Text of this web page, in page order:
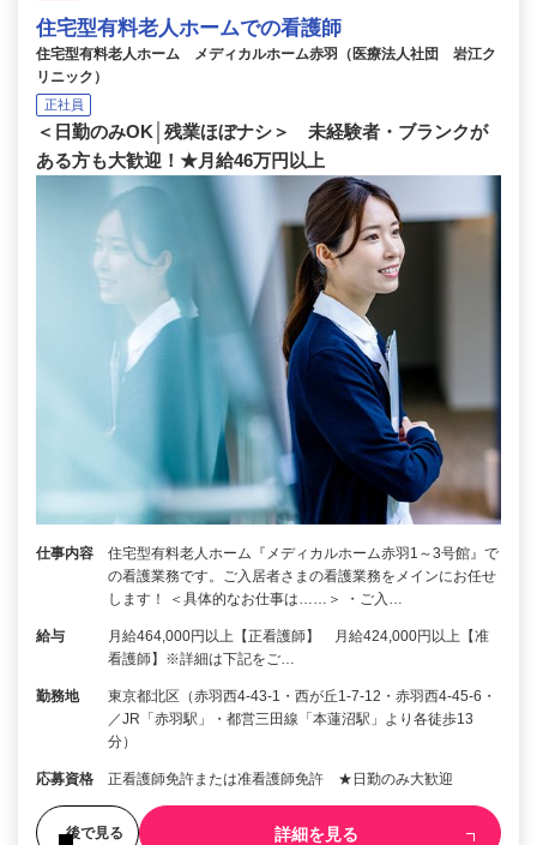
住宅型有料老人ホームでの看護師
住宅型有料老人ホーム メディカルホーム赤羽（医療法人社団 岩江ク
リニック）
正社員
＜日勤のみOK│残業ほぼナシ＞ 未経験者・ブランクが
ある方も大歓迎！★月給46万円以上
仕事内容
住宅型有料老人ホーム『メディカルホーム赤羽1～3号館』で
の看護業務です。ご入居者さまの看護業務をメインにお任せ
します！ ＜具体的なお仕事は……＞ ・ご入…
給与
月給464,000円以上【正看護師】 月給424,000円以上【准
看護師】※詳細は下記をご…
勤務地
東京都北区（赤羽西4-43-1・西が丘1-7-12・赤羽西4-45-6・
／JR「赤羽駅」・都営三田線「本蓮沼駅」より各徒歩13
分）
応募資格 正看護師免許または准看護師免許 ★日勤のみ大歓迎
後で見る 詳細を見る